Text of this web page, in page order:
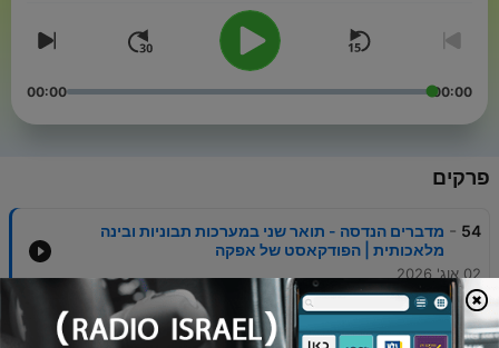
00:00
00:00
פרקים
54
- מדברים הנדסה - תואר שני במערכות תבוניות ובינה
מלאכותית | הפודקאסט של אפקה
02 אוג' 2026
53
- מדברים הנדסה - תואר ראשון בהנדסת חשמל |
הפודקאסט של אפקה